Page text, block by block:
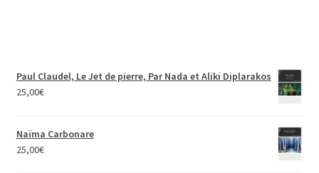
Paul Claudel, Le Jet de pierre, Par Nada et Aliki Diplarakos
25,00€
Naïma Carbonare
25,00€